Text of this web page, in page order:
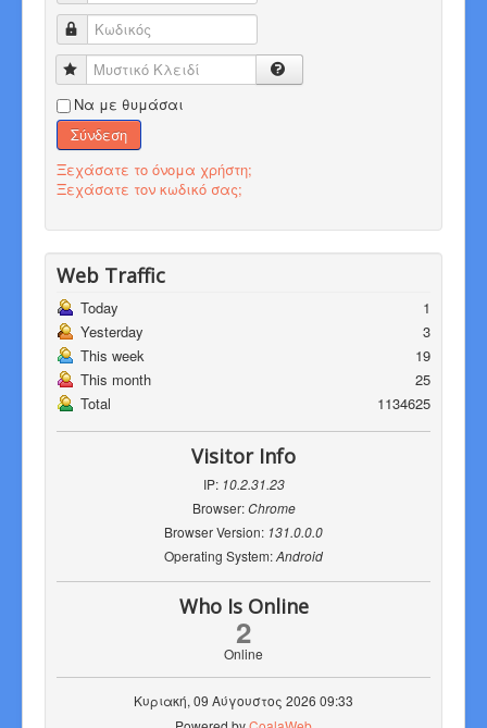
Κωδικός
Μυστικό Κλειδί
Να με θυμάσαι
Σύνδεση
Ξεχάσατε το όνομα χρήστη;
Ξεχάσατε τον κωδικό σας;
Web Traffic
Today
1
Yesterday
3
This week
19
This month
25
Total
1134625
Visitor Info
IP: 10.2.31.23
Browser:Chrome
Browser Version: 131.0.0.0
Operating System:Android
Who Is Online
2
Online
Κυριακή, 09 Αύγουστος 2026 09:33